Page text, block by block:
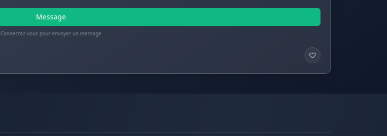
Message
Connectez-vous pour envoyer un message